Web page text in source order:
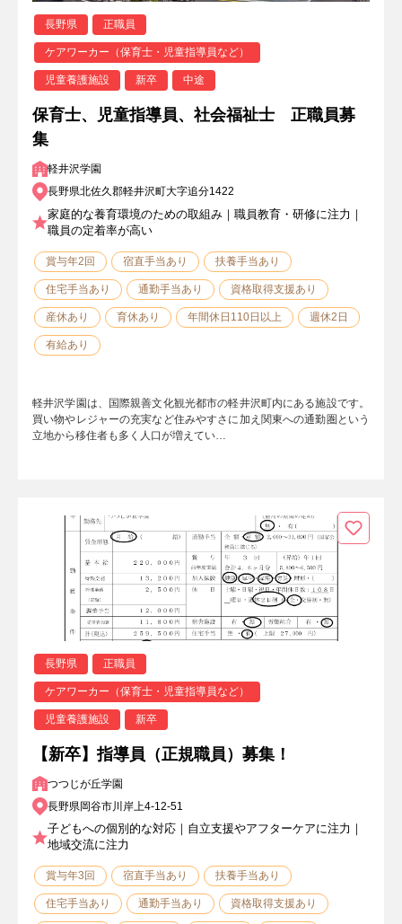
長野県 正職員
ケアワーカー（保育士・児童指導員など）
児童養護施設 新卒 中途
保育士、児童指導員、社会福祉士 正職員募
集
軽井沢学園
長野県北佐久郡軽井沢町大字追分1422
家庭的な養育環境のための取組み｜職員教育・研修に注力｜
職員の定着率が高い
賞与年2回 宿直手当あり 扶養手当あり
住宅手当あり 通勤手当あり 資格取得支援あり
産休あり 育休あり 年間休日110日以上 週休2日
有給あり
軽井沢学園は、国際親善文化観光都市の軽井沢町内にある施設です。
買い物やレジャーの充実など住みやすさに加え関東への通勤圏という
立地から移住者も多く人口が増えてい…
長野県 正職員
ケアワーカー（保育士・児童指導員など）
児童養護施設 新卒
【新卒】指導員（正規職員）募集！
つつじが丘学園
長野県岡谷市川岸上4-12-51
子どもへの個別的な対応｜自立支援やアフターケアに注力｜
地域交流に注力
賞与年3回 宿直手当あり 扶養手当あり
住宅手当あり 通勤手当あり 資格取得支援あり